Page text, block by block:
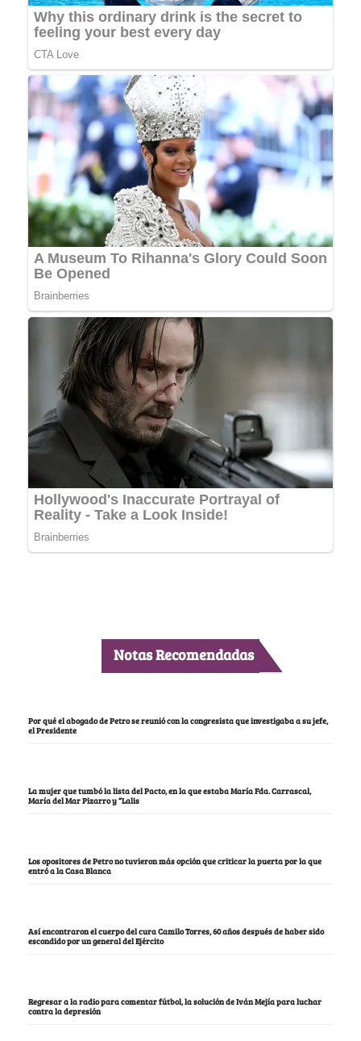
Notas Recomendadas
Por qué el abogado de Petro se reunió con la congresista que investigaba a su jefe,
el Presidente
La mujer que tumbó la lista del Pacto, en la que estaba María Fda. Carrascal,
María del Mar Pizarro y “Lalis
Los opositores de Petro no tuvieron más opción que criticar la puerta por la que
entró a la Casa Blanca
Así encontraron el cuerpo del cura Camilo Torres, 60 años después de haber sido
escondido por un general del Ejército
Regresar a la radio para comentar fútbol, la solución de Iván Mejía para luchar
contra la depresión